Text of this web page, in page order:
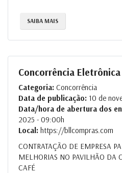
SAIBA MAIS
Concorrência
Categoria: Concorrência
Data de publicação: 10 de
Data/hora de abertura dos
2025 - 09:00h
Local: https://bllcompras.com
CONTRATAÇÃO DE EMPRESA
MELHORIAS NO PAVILHÃO DA
CAFÉ